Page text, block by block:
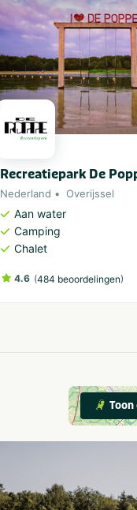
Recreatiepark De
Nederland Overijssel
Aan water
Camping
Chalet
4.6 (484 beoordelingen)